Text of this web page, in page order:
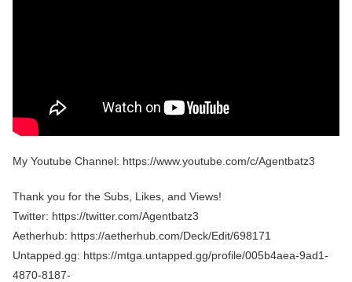
My Youtube Channel: https://www.youtube.com/c/Agentbatz3
Thank you for the Subs, Likes, and Views!
Twitter: https://twitter.com/Agentbatz3
Aetherhub: https://aetherhub.com/Deck/Edit/698171
Untapped.gg: https://mtga.untapped.gg/profile/005b4aea-9ad1-
4870-8187-